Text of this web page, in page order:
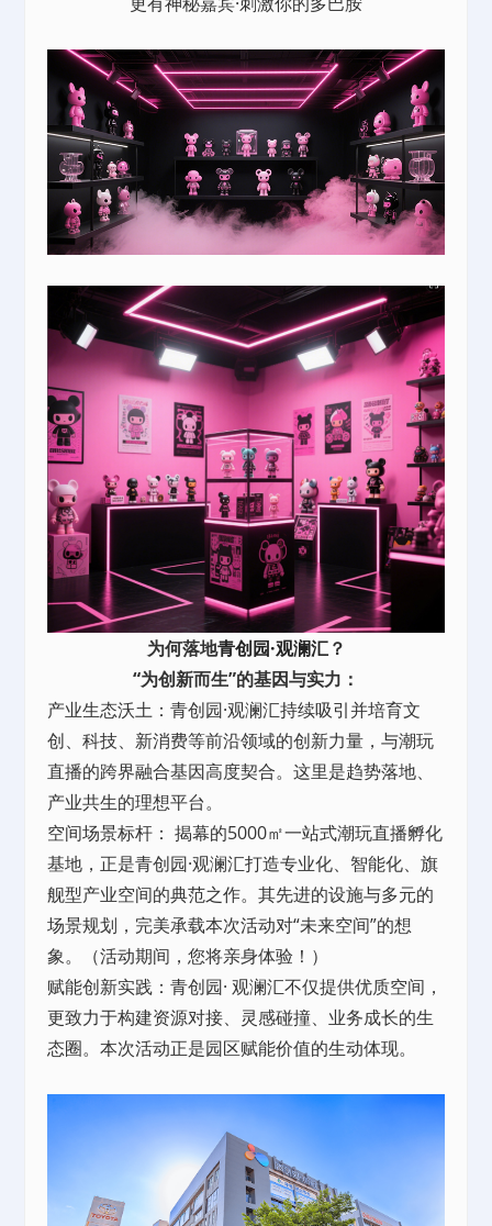
为何落地青创园·观澜汇？
“为创新而生”的基因与实力：
产业生态沃土：青创园·观澜汇持续吸引并培育文
创、科技、新消费等前沿领域的创新力量，与潮玩
直播的跨界融合基因高度契合。这里是趋势落地、
产业共生的理想平台。
空间场景标杆： 揭幕的5000㎡一站式潮玩直播孵化
基地，正是青创园·观澜汇打造专业化、智能化、旗
舰型产业空间的典范之作。其先进的设施与多元的
场景规划，完美承载本次活动对“未来空间”的想
象。（活动期间，您将亲身体验！）
赋能创新实践：青创园· 观澜汇不仅提供优质空间，
更致力于构建资源对接、灵感碰撞、业务成长的生
态圈。本次活动正是园区赋能价值的生动体现。